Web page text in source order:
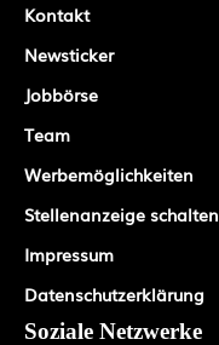
Kontakt
Newsticker
Jobbörse
Team
Werbemöglichkeiten
Stellenanzeige schalten
Impressum
Datenschutzerklärung
Soziale Netzwerke